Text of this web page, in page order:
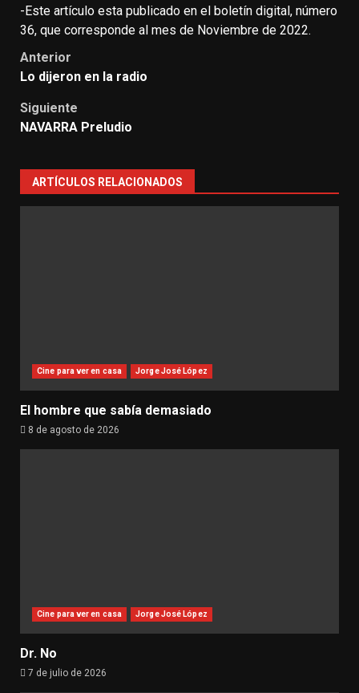
-Este artículo esta publicado en el boletín digital, número
36, que corresponde al mes de Noviembre de 2022.
Anterior
Lo dijeron en la radio
Siguiente
NAVARRA Preludio
ARTÍCULOS RELACIONADOS
Cine para ver en casa Jorge José López
El hombre que sabía demasiado
8 de agosto de 2026
Cine para ver en casa Jorge José López
Dr. No
7 de julio de 2026